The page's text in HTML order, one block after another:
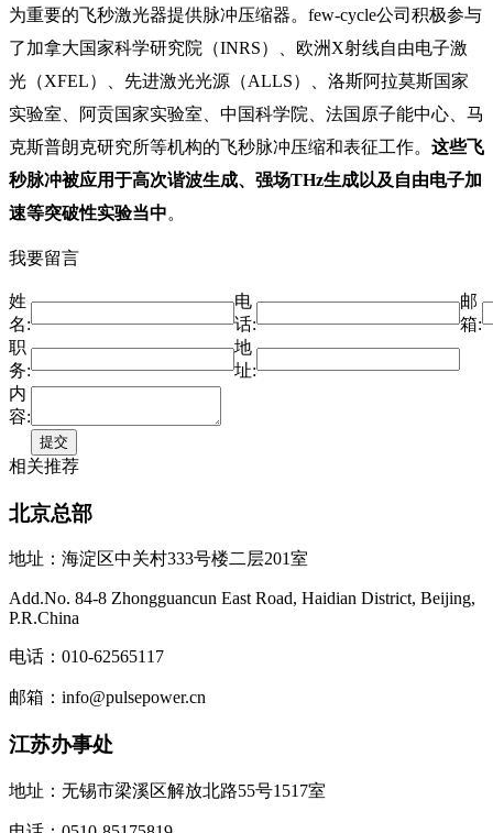
为重要的飞秒激光器提供脉冲压缩器。few-cycle公司积极参与
了加拿大国家科学研究院（INRS）、欧洲X射线自由电子激
光（XFEL）、先进激光光源（ALLS）、洛斯阿拉莫斯国家
实验室、阿贡国家实验室、中国科学院、法国原子能中心、马
克斯普朗克研究所等机构的飞秒脉冲压缩和表征工作。 这些飞
秒脉冲被应用于高次谐波生成、强场THz生成以及自由电子加
速等突破性实验当中。
我要留言
姓
名:
电
话:
邮
箱:
职
务:
地
址:
内
容:
相关推荐
北京总部
地址：海淀区中关村333号楼二层201室
Add.No. 84-8 Zhongguancun East Road, Haidian District, Beijing,
P.R.China
电话：010-62565117
邮箱：info@pulsepower.cn
江苏办事处
地址：无锡市梁溪区解放北路55号1517室